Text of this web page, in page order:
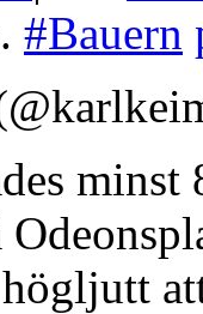
#Bauern
högljutt